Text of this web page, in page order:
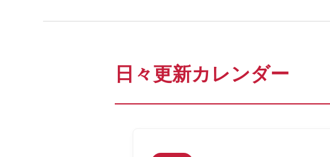
日々更新カレンダー